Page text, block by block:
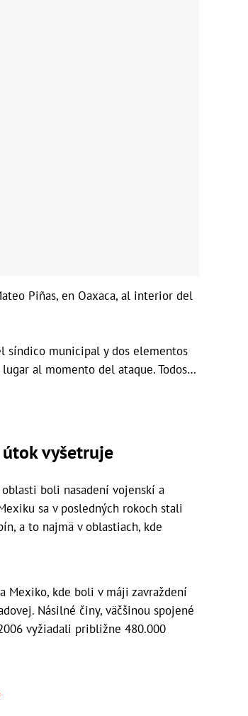
Piñas, en Oaxaca, al interior del
síndico municipal y dos elementos
al momento del ataque. Todos…
vyšetruje
boli nasadení vojenskí a
sa v posledných rokoch stali
a to najmä v oblastiach, kde
Mexiko, kde boli v máji zavraždení
Násilné činy, väčšinou spojené
vyžiadali približne 480.000